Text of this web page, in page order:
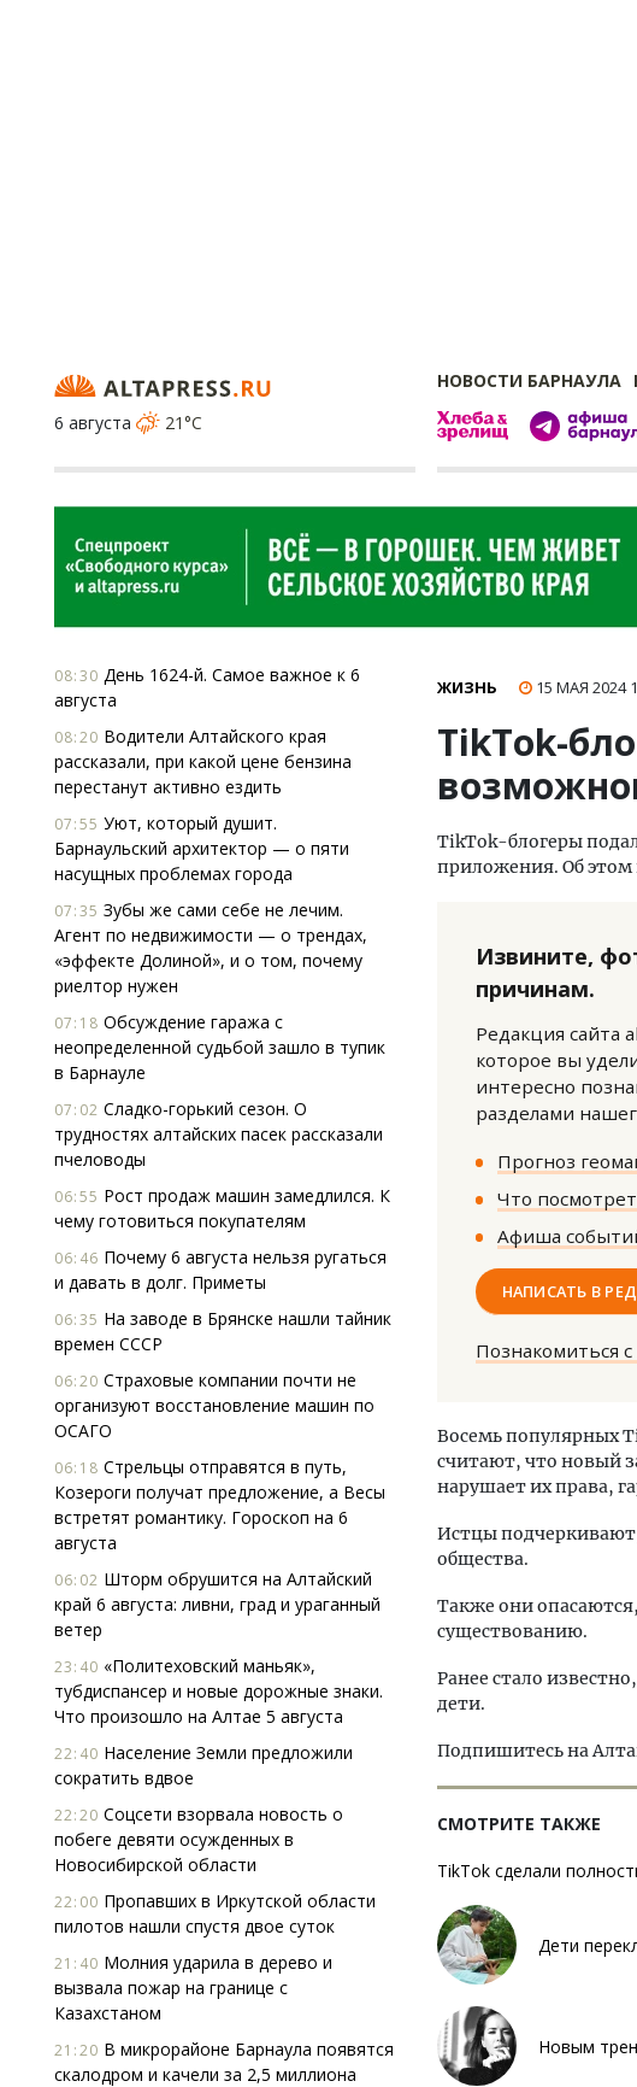
НОВОСТИ БАРНАУЛА
6 августа
21°C
08:30 День 1624-й. Самое важное к 6
августа
08:20 Водители Алтайского края
рассказали, при какой цене бензина
перестанут активно ездить
07:55 Уют, который душит.
Барнаульский архитектор — о пяти
насущных проблемах города
07:35 Зубы же сами себе не лечим.
Агент по недвижимости — о трендах,
«эффекте Долиной», и о том, почему
риелтор нужен
07:18 Обсуждение гаража с
неопределенной судьбой зашло в тупик
в Барнауле
07:02 Сладко-горький сезон. О
трудностях алтайских пасек рассказали
пчеловоды
06:55 Рост продаж машин замедлился. К
чему готовиться покупателям
06:46 Почему 6 августа нельзя ругаться
и давать в долг. Приметы
06:35 На заводе в Брянске нашли тайник
времен СССР
06:20 Страховые компании почти не
организуют восстановление машин по
ОСАГО
06:18 Стрельцы отправятся в путь,
Козероги получат предложение, а Весы
встретят романтику. Гороскоп на 6
августа
06:02 Шторм обрушится на Алтайский
край 6 августа: ливни, град и ураганный
ветер
23:40 «Политеховский маньяк»,
тубдиспансер и новые дорожные знаки.
Что произошло на Алтае 5 августа
22:40 Население Земли предложили
сократить вдвое
22:20 Соцсети взорвала новость о
побеге девяти осужденных в
Новосибирской области
22:00 Пропавших в Иркутской области
пилотов нашли спустя двое суток
21:40 Молния ударила в дерево и
вызвала пожар на границе с
Казахстаном
21:20 В микрорайоне Барнаула появятся
скалодром и качели за 2,5 миллиона
ЖИЗНЬ 15 МАЯ 2024
TikTok-
TikTok-блогеры
приложения. Об
Извините,
причинам.
Редакция сайта
которое вы
интересно
разделами
Прогноз
Что
Афиша
НАПИСАТЬ В
Познакомиться
Восемь популярных
считают, что новый
нарушает их права,
Истцы
общества.
Также они
существованию.
Ранее стало известно,
дети.
Подпишитесь на
СМОТРИТЕ ТАКЖЕ
TikTok сделали
Дети
Новым